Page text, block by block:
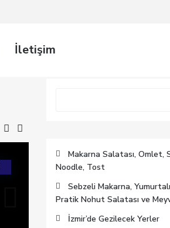
İletişim
Makarna Salatası, Omlet,
Noodle, Tost
Sebzeli Makarna,
Pratik Nohut Salatası ve
İzmir’de Gezilecek Yerler